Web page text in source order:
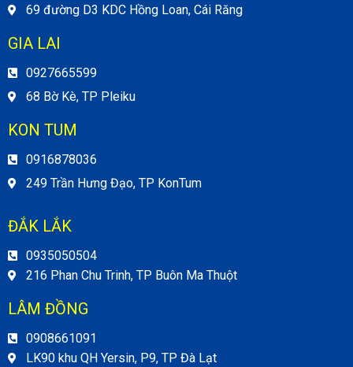
69 đường D3 KDC Hồng Loan, Cái Răng
GIA LAI
0927665599
68 Bờ Kè, TP Pleiku
KON TUM
0916878036
249 Trần Hưng Đạo, TP KonTum
ĐẮK LẮK
0935050504
216 Phan Chu Trinh, TP Buôn Ma Thuột
LÂM ĐỒNG
0908661091
LK90 khu QH Yersin, P9, TP Đà Lạt